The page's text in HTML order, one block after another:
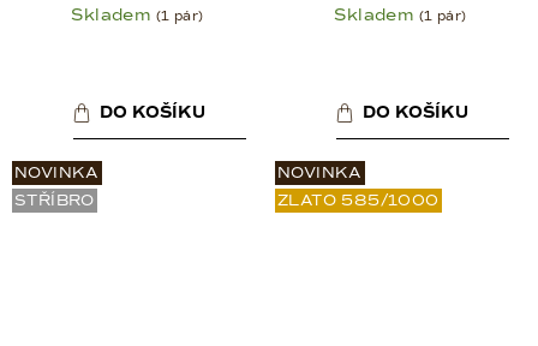
Skladem (1 pár)
DO KOŠÍKU
Skladem (1 pár)
DO KOŠÍKU
NOVINKA
STŘÍBRO
NOVINKA
ZLATO 585/1000